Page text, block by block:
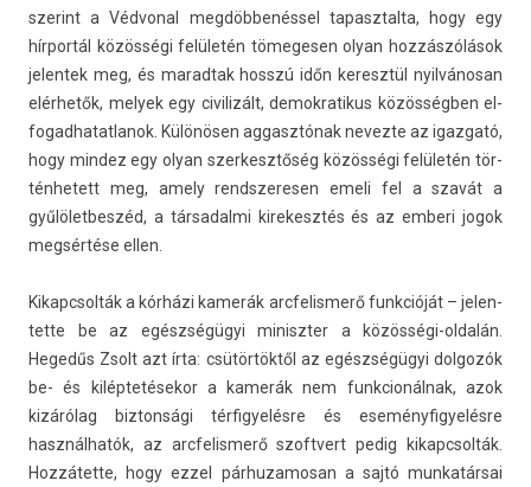
szerint a Véd­von­al megdöbbenéssel tapasztal­ta, hogy egy
hírportál közösségi felületén tömeges­en olyan hozzászólások
jelen­tek meg, és marad­tak hosszú időn keresztül nyilvánosan
elérhetők, melyek egy civilizált, de­mok­ratikus közösségben el­
fogad­hatat­lanok. Különösen ag­gasztónak nevez­te az igaz­gató,
hogy min­dez egy olyan szer­kesztőség közösségi felületén tör­
ténhetett meg, amely re­ndszeres­en emeli fel a szavát a
gyűlölet­beszéd, a tár­sadal­mi kirekesztés és az em­beri jogok
megsértése ellen.
Kikapcsol­ták a kórházi kamerák arcfelism­erő funkcióját – jelen­
tette be az egészségügyi miniszt­er a közösségi-oldalán.
Hegedűs Zsolt azt írta: csütörtöktől az egészségügyi dol­gozók
be- és kiléptetésekor a kamerák nem funkcionál­nak, azok
kizárólag bi­zton­sági tér­figyelés­re és eseményfigyelés­re
használhatók, az arcfelism­erő szoftvert pedig kikapcsol­ták.
Hozzátette, hogy ezzel pár­huzamosan a sajtó mun­katár­sai